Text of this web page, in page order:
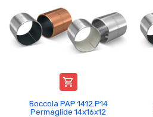

Boccola PAP 1412.P14
Permaglide 14x16x12